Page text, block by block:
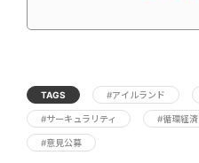
TAGS #アイルランド
#サーキュラリティ #循環経済
#意見公募